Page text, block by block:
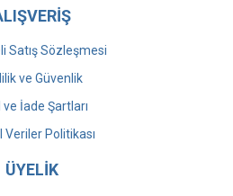
Satış Sözleşmesi
ve Güvenlik
İade Şartları
Veriler Politikası
ÜYELİK